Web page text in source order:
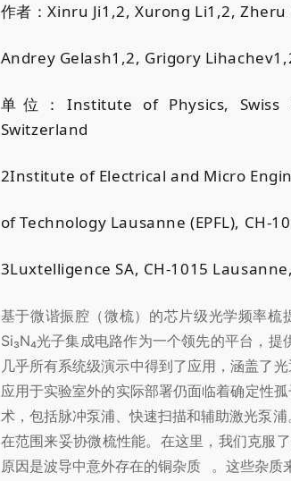
作者：Xinru Ji1 ,2, Xurong Li1 ,2, Zheru
Andrey Gelash1 ,2, Grigory Lihachev1 ,
单位：Institute of Physics, Swiss
Switzerland
2Institute of Electrical and Micro
of Technology Lausanne (EPFL), CH-
3Luxtelligence SA, CH-1015
基于微谐振腔（微梳）的芯片级光学频率梳
Si₃N₄光子集成电路作为一个领先的平台，
几乎所有系统级演示中得到了应用，涵盖了
应用于实验室外的实际部署仍面临着确定性
术，包括脉冲泵浦、快速扫描和辅助激光泵
在范围来妥协微梳性能。在这里，我们克服
原因是波导中意外存在的铜杂质
。这些杂质